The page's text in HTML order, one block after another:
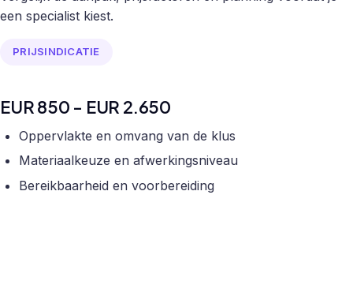
een specialist kiest.
PRIJSINDICATIE
EUR 850 - EUR 2.650
Oppervlakte en omvang van de klus
Materiaalkeuze en afwerkingsniveau
Bereikbaarheid en voorbereiding